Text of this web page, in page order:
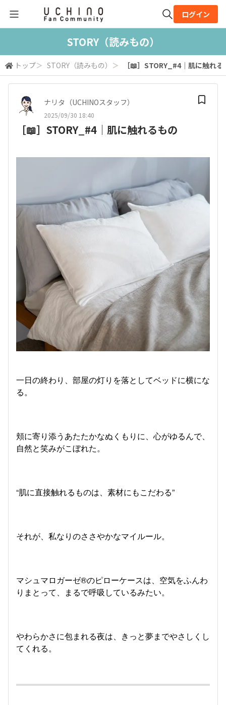
検索
ログイン
STORY（読みもの）
トップ＞ STORY（読みもの） ＞ ［📖］STORY_#4｜肌に触れる
ナリタ（UCHINOスタッフ）
2025/09/30 18:40
［📖］STORY_#4｜肌に触れるもの
一日の終わり、部屋の灯りを落としてベッドに横にな
る。
頬に寄り添うあたたかなぬくもりに、心がゆるんで、
自然と笑みがこぼれた。
“肌に直接触れるものは、素材にもこだわる”
それが、私なりのささやかなマイルール。
マシュマロガーゼ®のピローケースは、空気をふんわ
りまとって、まるで呼吸しているみたい。
やわらかさに包まれる夜は、きっと夢までやさしくし
てくれる。